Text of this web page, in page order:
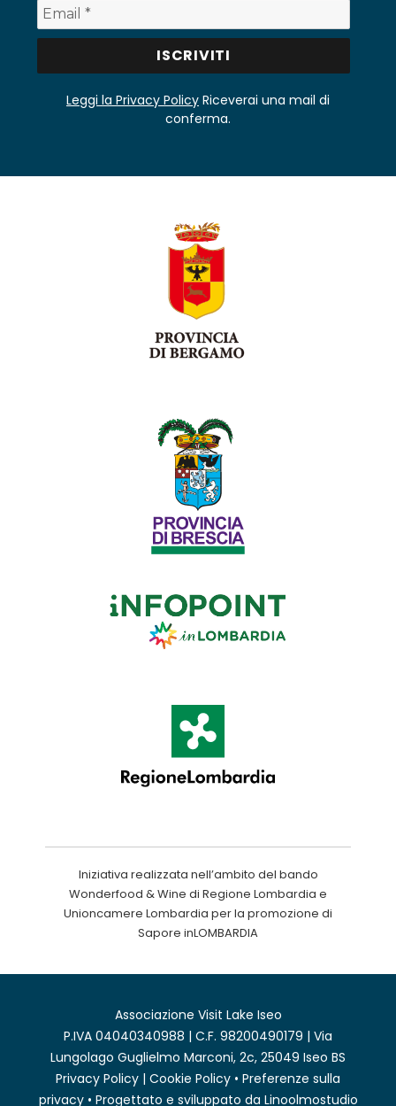
Leggi la Privacy Policy Riceverai una mail di
conferma.
Iniziativa realizzata nell’ambito del bando
Wonderfood & Wine di Regione Lombardia e
Unioncamere Lombardia per la promozione di
Sapore inLOMBARDIA
Associazione Visit Lake Iseo
P.IVA 04040340988 | C.F. 98200490179 | Via
Lungolago Guglielmo Marconi, 2c, 25049 Iseo BS
Privacy Policy | Cookie Policy • Preferenze sulla
privacy• Progettato e sviluppato da Linoolmostudio